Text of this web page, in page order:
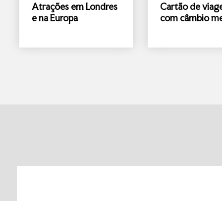
Atraçõesem Londres
e na Europa
Cartão de
com câmbio